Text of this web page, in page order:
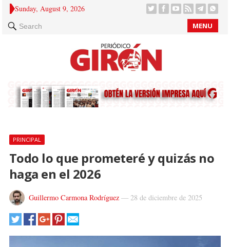
Sunday, August 9, 2026
Search MENU
PRINCIPAL
Todo lo que prometeré y quizás no
haga en el 2026
Guillermo Carmona Rodríguez— 28 de diciembre de 2025